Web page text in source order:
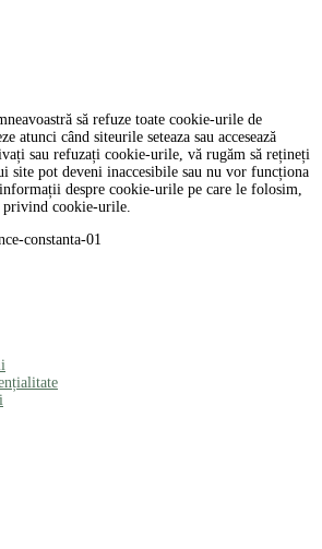
să refuze toate cookie-urile de
atunci când siteurile seteaza sau accesează
sau refuzați cookie-urile, vă rugăm să rețineți
site pot deveni inaccesibile sau nu vor funcționa
despre cookie-urile pe care le folosim,
cookie-urile.